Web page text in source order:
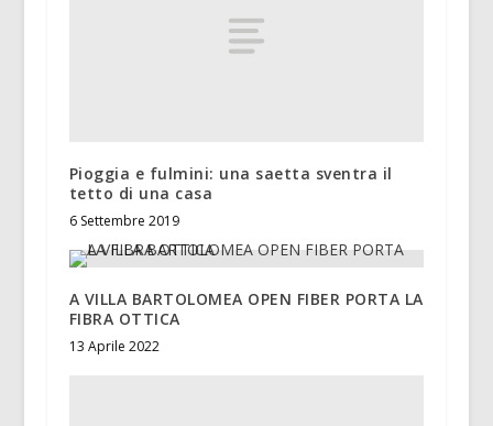
Pioggia e fulmini: una saetta sventra il
tetto di una casa
6 Settembre 2019
A VILLA BARTOLOMEA OPEN FIBER PORTA LA
FIBRA OTTICA
13 Aprile 2022